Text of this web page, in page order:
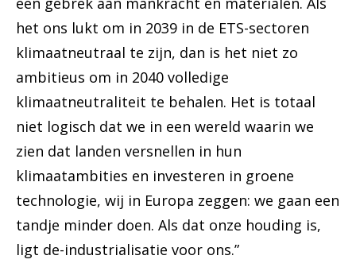
het ons lukt om in 2039 in de ETS-sectoren
klimaatneutraal te zijn, dan is het niet zo
ambitieus om in 2040 volledige
klimaatneutraliteit te behalen. Het is totaal
niet logisch dat we in een wereld waarin we
zien dat landen versnellen in hun
klimaatambities en investeren in groene
technologie, wij in Europa zeggen: we gaan een
tandje minder doen. Als dat onze houding is,
ligt de-industrialisatie voor ons.”